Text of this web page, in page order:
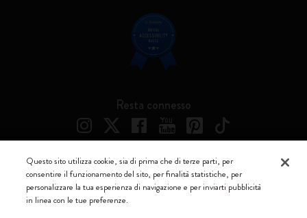
Resta connesso
Moleskine ® è un marchio registrato di Moleskine Srl a socio unico
Moleskine srl a socio unico - Via Bergognone, 34 – 20144 Milano -
Questo sito utilizza cookie, sia di prima che di terze parti, per
consentire il funzionamento del sito, per finalità statistiche, per
personalizzare la tua esperienza di navigazione e per inviarti pubblicità
in linea con le tue preferenze.